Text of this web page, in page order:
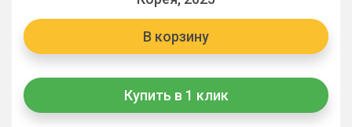
В корзину
Купить в 1 клик